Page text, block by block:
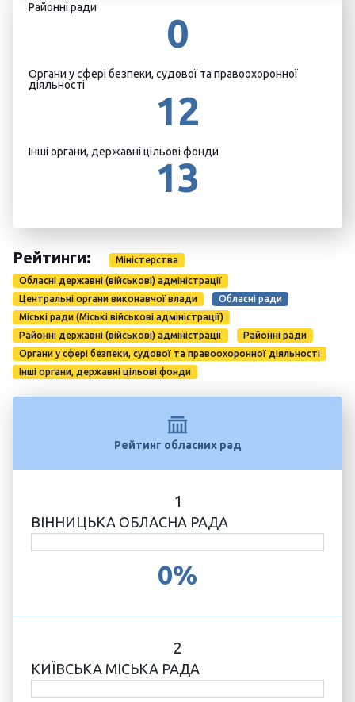
0
Районні ради
12
Органи у сфері безпеки, судової та правоохоронної
діяльності
13
Інші органи, державні цільові фонди
Рейтинги:
Міністерства
Обласні державні (військові) адміністрації
Центральні органи виконавчої влади
Обласні ради
Міські ради (Міські військові адміністрації)
Районні державні (військові) адміністрації
Районні ради
Органи у сфері безпеки, судової та правоохоронної діяльності
Інші органи, державні цільові фонди
Рейтинг обласних рад
1
ВІННИЦЬКА ОБЛАСНА РАДА
0%
2
КИЇВСЬКА МІСЬКА РАДА